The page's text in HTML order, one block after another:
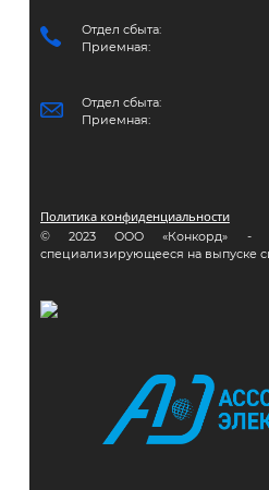
Отдел сбыта:
Приемная:
Отдел сбыта:
Приемная:
Политика конфиденциальности
© 2023 ООО «Конкорд» -
специализирующееся на выпуске